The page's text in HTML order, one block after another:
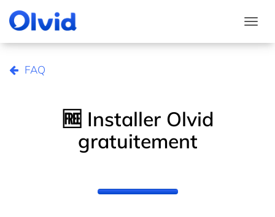
FAQ
🆓 Installer Olvid
gratuitement